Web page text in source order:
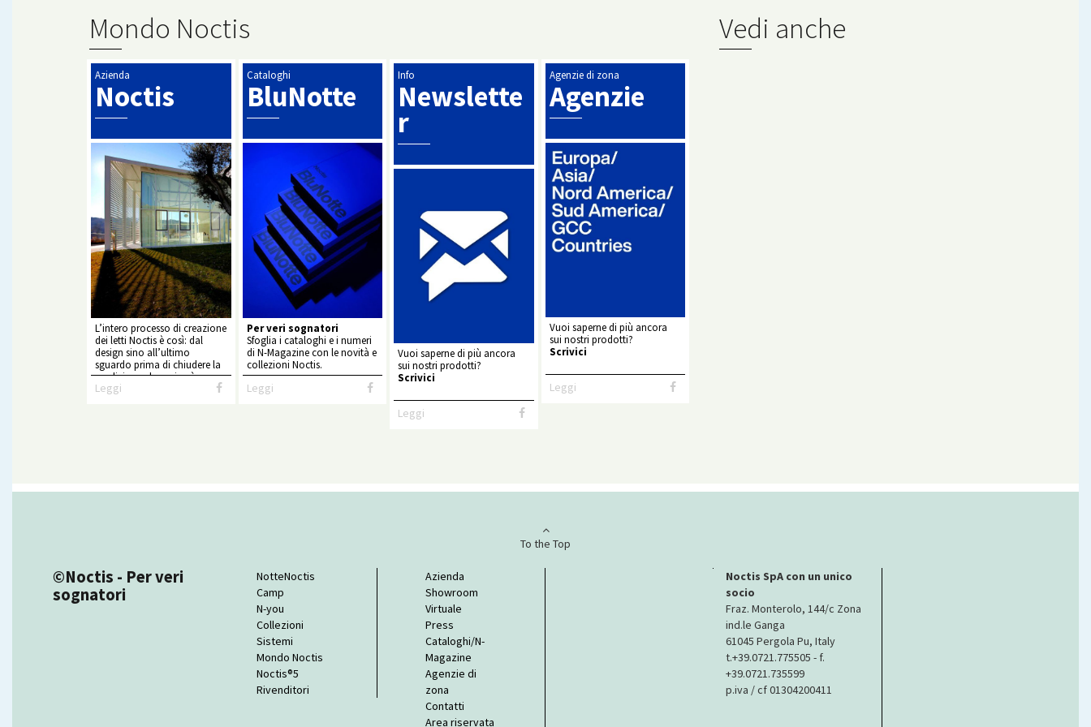
Mondo Noctis
Azienda
Noctis
L’intero processo di creazione
dei letti Noctis è così: dal
design sino all’ultimo
sguardo prima di chiudere la
spedizione che arriverà a casa
vostra.
Leggi
Cataloghi
BluNotte
Per veri sognatori
Sfoglia i cataloghi e i numeri
di N-Magazine con le novità e
collezioni Noctis.
Leggi
Info
Newslette
r
Vuoi saperne di più ancora
sui nostri prodotti?
Scrivici
Leggi
Agenzie di zona
Agenzie
Vuoi saperne di più ancora
sui nostri prodotti?
Scrivici
Leggi
Vedi anche
To the Top
©Noctis - Per veri
sognatori
NotteNoctis
Camp
N-you
Collezioni
Sistemi
Mondo Noctis
Noctis®5
Rivenditori
Azienda
Showroom
Virtuale
Press
Cataloghi/N-
Magazine
Agenzie di
zona
Contatti
Area riservata
Noctis SpA con un unico
socio
Fraz. Monterolo, 144/c Zona
ind.le Ganga
61045 Pergola Pu, Italy
t.+39.0721.775505 - f.
+39.0721.735599
p.iva / cf 01304200411